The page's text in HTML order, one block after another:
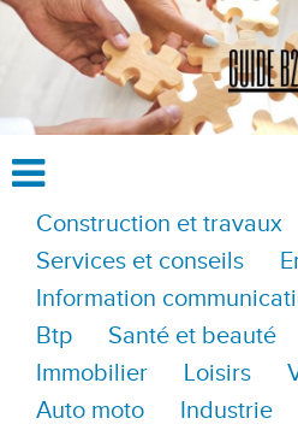
Construction et travaux
Services et conseils
Information
Btp
Santé et beauté
Immobilier
Loisirs
Auto moto
Industrie